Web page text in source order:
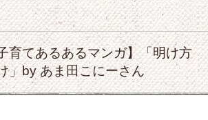
育てあるあるマンガ】「明け方
」by あま田こにーさん